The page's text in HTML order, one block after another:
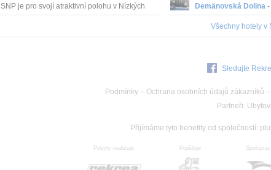
SNP je pro svojí atraktivní polohu v Nízkých
Tatrách jedním z nejvyhledávanějších
Demänovská Dolina -
nízkotatranském
Marmot Ján Šverma,
kabinové lanovky.
Všechny hotely v
Sledujte
Podmínky– Ochrana osobních údajů zákazníků –
Partneři:
Přijímáme tyto benefity od společností:
Pobyty realizuje Pojišťuje